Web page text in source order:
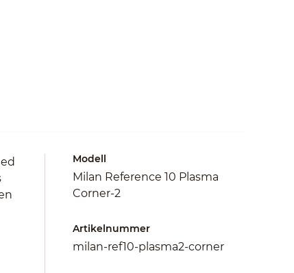
Modell
Milan Reference 10 Plasma
Corner-2
Artikelnummer
milan-ref10-plasma2-corner